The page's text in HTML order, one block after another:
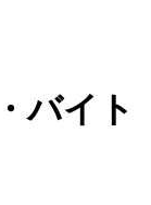
バイト